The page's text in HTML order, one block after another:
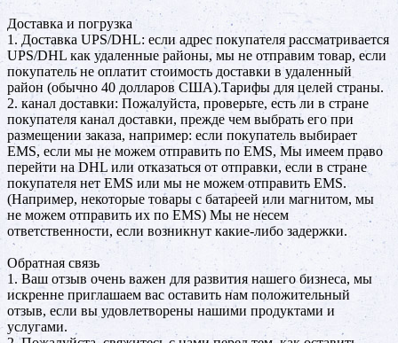
Доставка и погрузка
1. Доставка UPS/DHL: если адрес покупателя рассматривается
UPS/DHL как удаленные районы, мы не отправим товар, если
покупатель не оплатит стоимость доставки в удаленный
район (обычно 40 долларов США).Тарифы для целей страны.
2. канал доставки: Пожалуйста, проверьте, есть ли в стране
покупателя канал доставки, прежде чем выбрать его при
размещении заказа, например: если покупатель выбирает
EMS, если мы не можем отправить по EMS, Мы имеем право
перейти на DHL или отказаться от отправки, если в стране
покупателя нет EMS или мы не можем отправить EMS.
(Например, некоторые товары с батареей или магнитом, мы
не можем отправить их по EMS) Мы не несем
ответственности, если возникнут какие-либо задержки.
Обратная связь
1. Ваш отзыв очень важен для развития нашего бизнеса, мы
искренне приглашаем вас оставить нам положительный
отзыв, если вы удовлетворены нашими продуктами и
услугами.